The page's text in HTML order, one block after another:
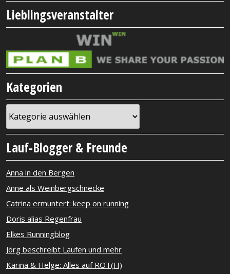
Lieblingsveranstalter
Kategorien
Lauf-Blogger & Freunde
Anna in den Bergen
Anne als Weinbergschnecke
Catrina ermuntert: keep on running
Doris alias Regenfrau
Elkes Runningblog
Jörg beschreibt Laufen und mehr
Karina & Helge: Alles auf ROT(H)